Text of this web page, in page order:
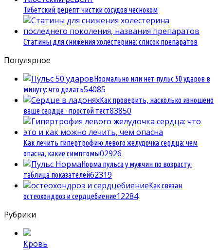
Тибетский рецепт чистки сосудов чесноком
Статины для снижения холестерина: список препаратов
Популярное
Нормально или нет пульс 50 ударов в
минуту: что делать54085
Как проверить, насколько изношено
ваше сердце - простой тест83850
Как лечить гипертрофию левого желудочка сердца: чем
опасна, какие симптомы02926
Норма пульса у мужчин по возрасту:
таблица показателей62319
Как связан
остеохондроз и сердцебиение12284
Рубрики
Кровь